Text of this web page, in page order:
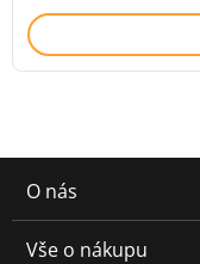
O nás
Vše o nákupu